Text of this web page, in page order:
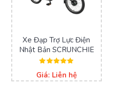
Xe Đạp Trợ Lực Điện
Nhật Bản SCRUNCHIE
hạng
5.00
Giá: Liên hệ